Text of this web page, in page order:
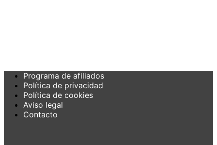
Programa de afiliados
Política de privacidad
Política de cookies
Aviso legal
Contacto